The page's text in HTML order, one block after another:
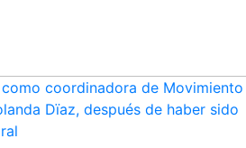
coordinadora de Movimiento
Dïaz, después de haber sido